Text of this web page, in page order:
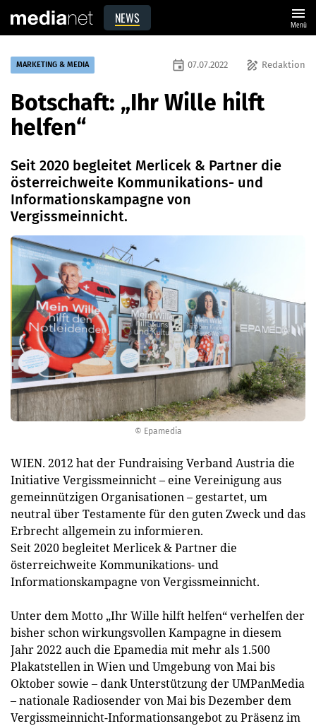
NEWS menu
Menü
© Epamedia
MARKETING & MEDIA draw Redaktion
event 07.07.2022
Botschaft: „Ihr Wille hilft
helfen“
Seit 2020 begleitet Merlicek & Partner die
österreichweite Kommunikations- und
Informationskampagne von
Vergissmeinnicht.
WIEN. 2012 hat der Fundraising Verband Austria die
Initiative Vergissmeinnicht – eine Vereinigung aus
gemeinnützigen Organisationen – gestartet, um
neutral über Testamente für den guten Zweck und das
Erbrecht allgemein zu informieren.
Seit 2020 begleitet Merlicek & Partner die
österreichweite Kommunikations- und
Informationskampagne von Vergissmeinnicht.
Unter dem Motto „Ihr Wille hilft helfen“ verhelfen der
bisher schon wirkungsvollen Kampagne in diesem
Jahr 2022 auch die Epamedia mit mehr als 1.500
Plakatstellen in Wien und Umgebung von Mai bis
Oktober sowie – dank Unterstützung der UMPanMedia
– nationale Radiosender von Mai bis Dezember dem
Vergissmeinnicht-Informationsangebot zu Präsenz im